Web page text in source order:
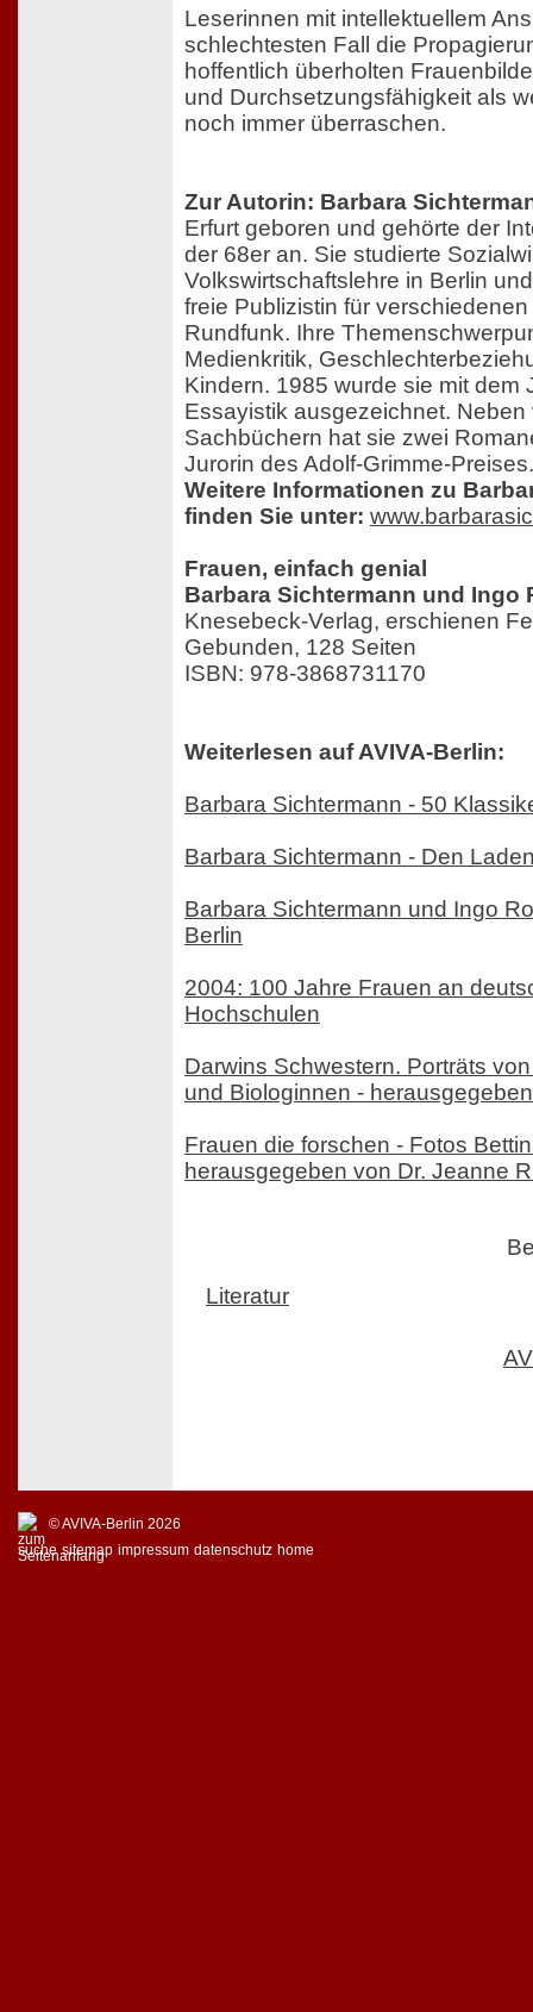
Leserinnen mit intellektuellem
schlechtesten Fall die
hoffentlich überholten
und Durchsetzungsfähigkeit als
noch immer überraschen.
Zur Autorin: Barbara
Erfurt geboren und gehörte der
der 68er an. Sie studierte
Volkswirtschaftslehre in Berlin
freie Publizistin für
Rundfunk. Ihre
Medienkritik,
Kindern. 1985 wurde sie mit dem
Essayistik ausgezeichnet.
Sachbüchern hat sie zwei
Jurorin des Adolf-Grimme-Preises.
Weitere Informationen zu
finden Sie unter:
Frauen, einfach genial
Barbara Sichtermann und Ingo
Knesebeck-Verlag, erschienen
Gebunden, 128 Seiten
ISBN: 978-3868731170
Weiterlesen auf AVIVA-Berlin:
Barbara Sichtermann - 50
Barbara Sichtermann - Den
Barbara Sichtermann und Ingo
Berlin
2004: 100 Jahre Frauen an
Hochschulen
Darwins Schwestern. Porträts
und Biologinnen -
Frauen die forschen - Fotos
herausgegeben von Dr. Jeanne
Literatur
© AVIVA-Berlin 2026
suche sitemap impressum datenschutz home